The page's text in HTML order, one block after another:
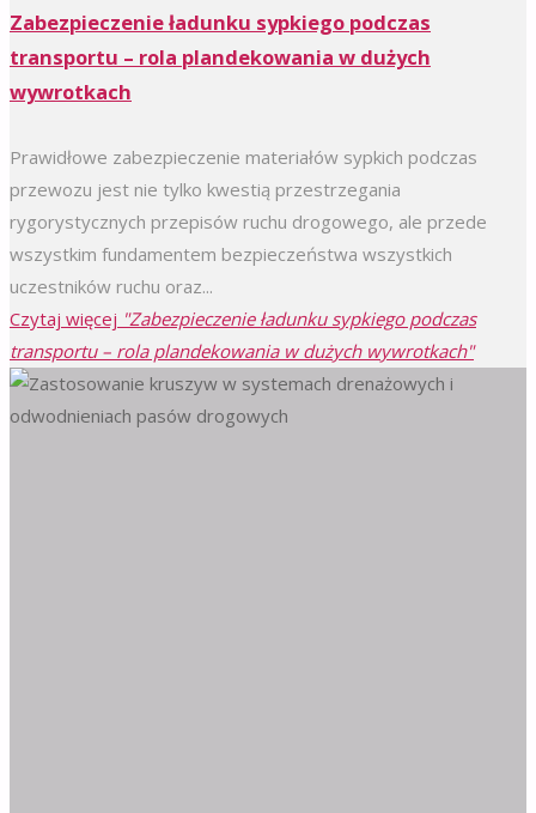
Zabezpieczenie ładunku sypkiego podczas
transportu – rola plandekowania w dużych
wywrotkach
Prawidłowe zabezpieczenie materiałów sypkich podczas
przewozu jest nie tylko kwestią przestrzegania
rygorystycznych przepisów ruchu drogowego, ale przede
wszystkim fundamentem bezpieczeństwa wszystkich
uczestników ruchu oraz...
Czytaj więcej "Zabezpieczenie ładunku sypkiego podczas
transportu – rola plandekowania w dużych wywrotkach"